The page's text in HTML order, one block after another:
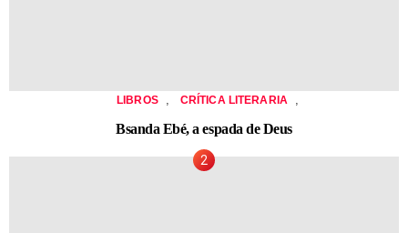
LIBROS CRÍTICA LITERARIA
Bsanda Ebé, a espada de Deus